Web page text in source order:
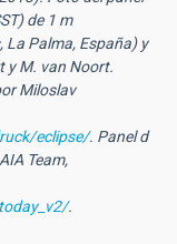
de 1 m
La Palma, España) y
y M. van Noort.
Miloslav
eclipse/. Panel d
Team,
.